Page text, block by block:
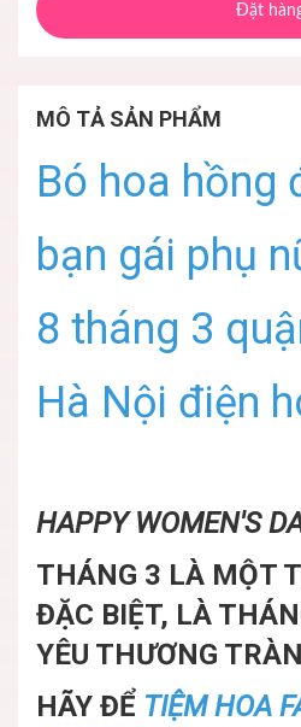
Đặt
MÔ TẢ SẢN PHẨM
Bó hoa hồng
bạn gái phụ
8 tháng 3
Hà Nội điện
HAPPY WOMEN'S
THÁNG 3 LÀ MỘT
ĐẶC BIỆT, LÀ
YÊU THƯƠNG
HÃY ĐỂ TIỆM HOA